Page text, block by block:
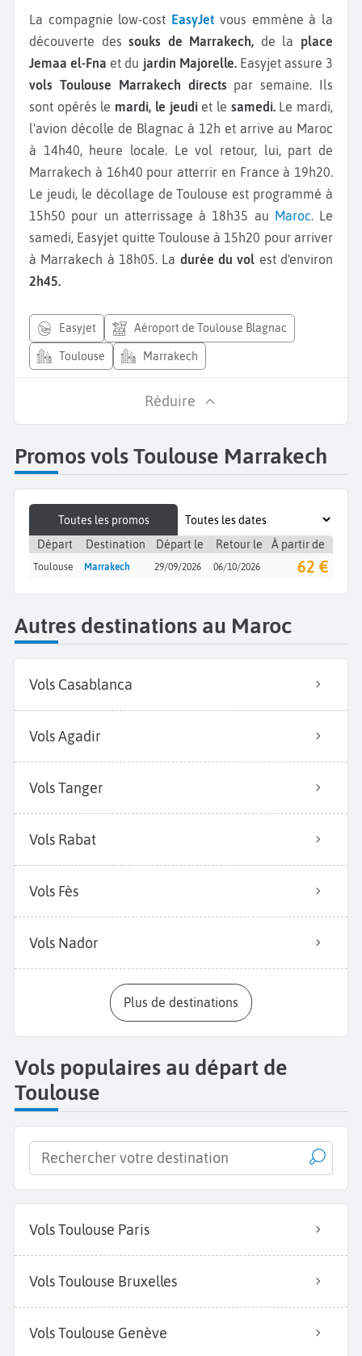
La compagnie low-cost EasyJet vous emmène à la
découverte dessouks de Marrakech, de la place
Jemaa el-Fna et du jardin Majorelle. Easyjet assure 3
vols Toulouse Marrakech directs par semaine. Ils
sont opérés le mardi, le jeudi et le samedi. Le mardi,
l'avion décolle de Blagnac à 12h et arrive au Maroc
à 14h40, heure locale. Le vol retour, lui, part de
Marrakech à 16h40 pour atterrir en France à 19h20.
Le jeudi, le décollage de Toulouse est programmé à
15h50 pour un atterrissage à 18h35 au Maroc. Le
samedi, Easyjet quitte Toulouse à 15h20 pour arriver
à Marrakech à 18h05. La durée du vol est d'environ
2h45.
easyjet Aéroport de Toulouse Blagnac
Toulouse Marrakech
Réduire
Promos vols Toulouse Marrakech
Toutes les promos
Départ
Destination Départ le Retour le À partir de
Toulouse Marrakech 29/09/2026 06/10/2026 62 €
Autres destinations au Maroc
Vols Casablanca
Vols Agadir
Vols Tanger
Vols Rabat
Vols Fès
Vols Nador
Plus de destinations
Vols populaires au départ de
Toulouse
Vols Toulouse Paris
Vols Toulouse Bruxelles
Vols Toulouse Genève